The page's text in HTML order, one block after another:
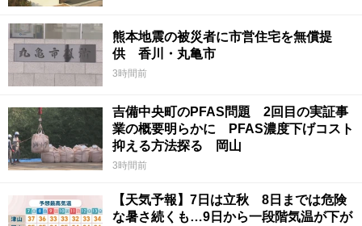
熊本地震の被災者に市営住宅を無償提
供 香川・丸亀市
3時間前
吉備中央町のPFAS問題 2回目の実証事
業の概要明らかに PFAS濃度下げコスト
抑える方法探る 岡山
3時間前
【天気予報】7日は立秋 8日までは危険
な暑さ続くも…9日から一段階気温が下が